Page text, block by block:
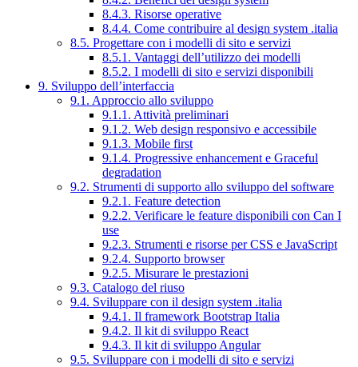
8.4.3. Risorse operative
8.4.4. Come contribuire al design system .italia
8.5. Progettare con i modelli di sito e servizi
8.5.1. Vantaggi dell’utilizzo dei modelli
8.5.2. I modelli di sito e servizi disponibili
9. Sviluppo dell’interfaccia
9.1. Approccio allo sviluppo
9.1.1. Attività preliminari
9.1.2. Web design responsivo e accessibile
9.1.3. Mobile first
9.1.4. Progressive enhancement e Graceful
degradation
9.2. Strumenti di supporto allo sviluppo del software
9.2.1. Feature detection
9.2.2. Verificare le feature disponibili con Can I
use
9.2.3. Strumenti e risorse per CSS e JavaScript
9.2.4. Supporto browser
9.2.5. Misurare le prestazioni
9.3. Catalogo del riuso
9.4. Sviluppare con il design system .italia
9.4.1. Il framework Bootstrap Italia
9.4.2. Il kit di sviluppo React
9.4.3. Il kit di sviluppo Angular
9.5. Sviluppare con i modelli di sito e servizi